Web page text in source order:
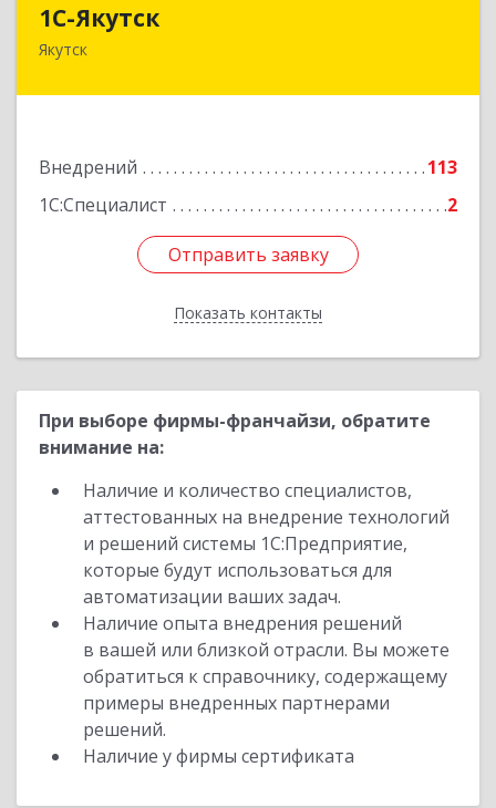
1С-Якутск
Якутск
Внедрений
113
1С:Специалист
2
Отправить заявку
Показать контакты
677005, Республика Саха (Якутия), Якутск г,
Отправить заявку
Назад
При выборе фирмы-франчайзи, обратите
внимание на:
Наличие и количество специалистов,
аттестованных на внедрение технологий
и решений системы 1С:Предприятие,
которые будут использоваться для
автоматизации ваших задач.
Наличие опыта внедрения решений
в вашей или близкой отрасли. Вы можете
обратиться к справочнику, содержащему
примеры внедренных партнерами
решений.
Наличие у фирмы сертификата